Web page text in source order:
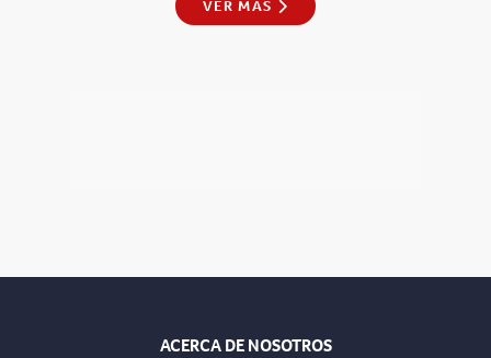
VER MÁS
ACERCA DE NOSOTROS